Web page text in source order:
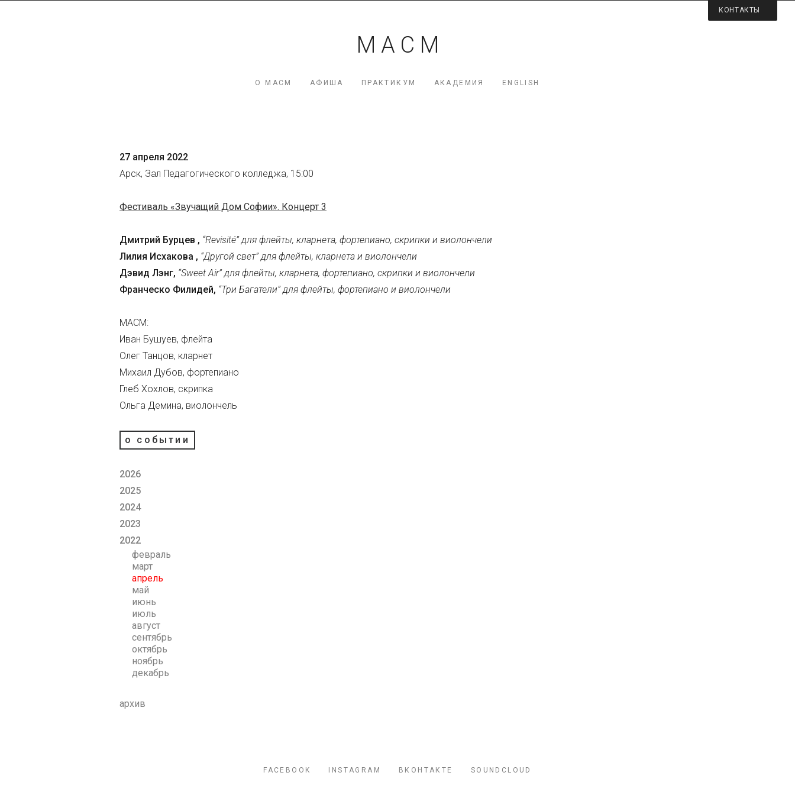
Мы на карте
КОНТАКТЫ
М А С М
О МАСМ АФИША ПРАКТИКУМ АКАДЕМИЯ ENGLISH
27 апреля 2022
Арск, Зал Педагогического колледжа, 15:00
Фестиваль «Звучащий Дом Софии». Концерт 3
Дмитрий Бурцев , “Revisité” для флейты, кларнета, фортепиано, скрипки и виолончели
Лилия Исхакова , “Другой свет” для флейты, кларнета и виолончели
Дэвид Лэнг, “Sweet Air” для флейты, кларнета, фортепиано, скрипки и виолончели
Франческо Филидей, “Три Багатели” для флейты, фортепиано и виолончели
МАСМ:
Иван Бушуев, флейта
Олег Танцов, кларнет
Михаил Дубов, фортепиано
Глеб Хохлов, скрипка
Ольга Демина, виолончель
о событии
2026
2025
2024
2023
2022
февраль
март
апрель
май
июнь
июль
август
сентябрь
октябрь
ноябрь
декабрь
архив
FACEBOOK INSTAGRAM ВКОНТАКТЕ SOUNDCLOUD